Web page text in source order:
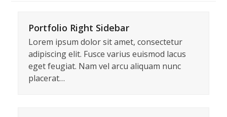
Portfolio Right Sidebar
Lorem ipsum dolor sit amet, consectetur
adipiscing elit. Fusce varius euismod lacus
eget feugiat. Nam vel arcu aliquam nunc
placerat…